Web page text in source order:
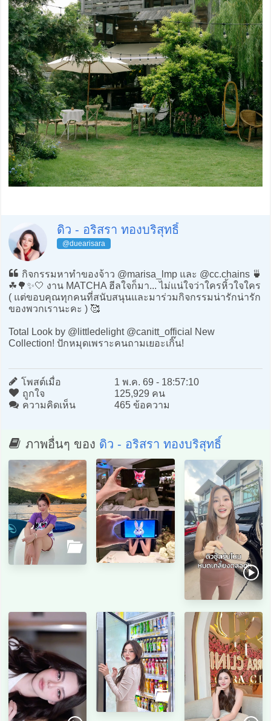
ดิว - อริสรา ทองบริสุทธิ์
@duearisara
กิจกรรมหาทำของจ้าว @marisa_lmp และ @cc.chains 🍵
☘️🌳✨🤍 งาน MATCHA ฮีลใจก็มา... ไม่แน่ใจว่าใครหิ้วใจใคร
( แต่ขอบคุณทุกคนที่สนับสนุนและมาร่วมกิจกรรมน่ารักน่ารัก
ของพวกเรานะคะ ) 🥰
Total Look by @littledelight @canitt_official New
Collection! ปักหมุดเพราะคนถามเยอะเกิ๊น!
โพสต์เมื่อ
1 พ.ค. 69 - 18:57:10
ถูกใจ
125,929 คน
ความคิดเห็น
465 ข้อความ
ภาพอื่นๆ ของ ดิว - อริสรา ทองบริสุทธิ์